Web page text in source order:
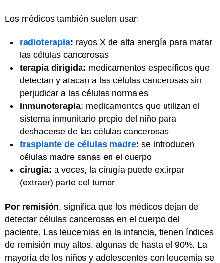
Los médicos también suelen usar:
radioterapia: rayos X de alta energía para matar
las células cancerosas
terapia dirigida: medicamentos específicos que
detectan y atacan a las células cancerosas sin
perjudicar a las células normales
inmunoterapia: medicamentos que utilizan el
sistema inmunitario propio del niño para
deshacerse de las células cancerosas
trasplante de células madre: se introducen
células madre sanas en el cuerpo
cirugía: a veces, la cirugía puede extirpar
(extraer) parte del tumor
Por remisión, significa que los médicos dejan de
detectar células cancerosas en el cuerpo del
paciente. Las leucemias en la infancia, tienen índices
de remisión muy altos, algunas de hasta el 90%. La
mayoría de los niños y adolescentes con leucemia se